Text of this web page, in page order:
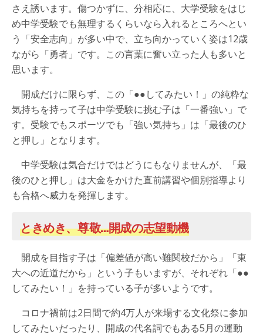
さえ誘います。傷つかずに、分相応に、大学受験をはじ
め中学受験でも無理するくらいなら入れるところへとい
う「安全志向」が多い中で、立ち向かっていく姿は12歳
ながら「勇者」です。この言葉に奮い立った人も多いと
思います。
開成だけに限らず、この「●●してみたい！」の純粋な
気持ちを持って子は中学受験に挑む子は「一番強い」で
す。受験でもスポーツでも「強い気持ち」は「最後のひ
と押し」となります。
中学受験は気合だけではどうにもなりませんが、「最
後のひと押し」は大金をかけた直前講習や個別指導より
も合格へ威力を発揮します。
ときめき、尊敬…開成の志望動機
開成を目指す子は「偏差値が高い難関校だから」「東
大への近道だから」という子もいますが、それぞれ「●●
してみたい！」を持っている子が多いようです。
コロナ禍前は2日間で約4万人が来場する文化祭に参加
してみたいだったり、開成の代名詞でもある5月の運動